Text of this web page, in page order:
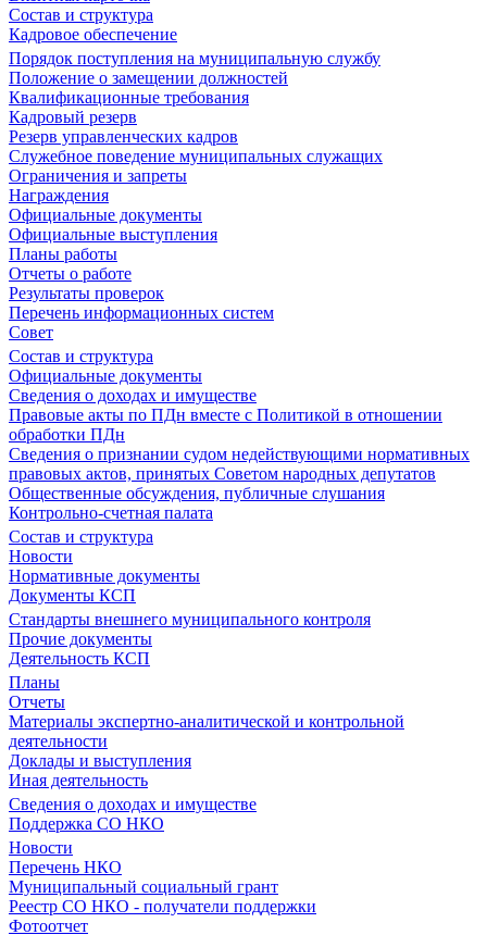
Состав и структура
Кадровое обеспечение
Порядок поступления на муниципальную службу
Положение о замещении должностей
Квалификационные требования
Кадровый резерв
Резерв управленческих кадров
Служебное поведение муниципальных служащих
Ограничения и запреты
Награждения
Официальные документы
Официальные выступления
Планы работы
Отчеты о работе
Результаты проверок
Перечень информационных систем
Совет
Состав и структура
Официальные документы
Сведения о доходах и имуществе
Правовые акты по ПДн вместе с Политикой в отношении
обработки ПДн
Сведения о признании судом недействующими нормативных
правовых актов, принятых Советом народных депутатов
Общественные обсуждения, публичные слушания
Контрольно-счетная палата
Состав и структура
Новости
Нормативные документы
Документы КСП
Стандарты внешнего муниципального контроля
Прочие документы
Деятельность КСП
Планы
Отчеты
Материалы экспертно-аналитической и контрольной
деятельности
Доклады и выступления
Иная деятельность
Сведения о доходах и имуществе
Поддержка СО НКО
Новости
Перечень НКО
Муниципальный социальный грант
Реестр СО НКО - получатели поддержки
Фотоотчет